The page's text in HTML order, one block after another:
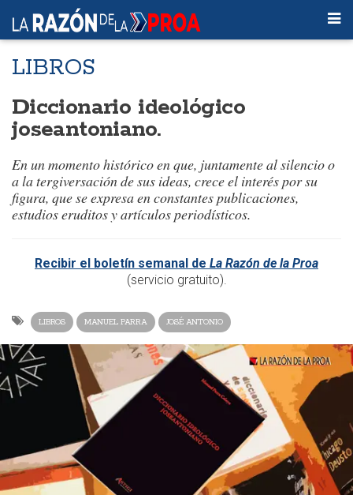
LIBROS
Diccionario ideológico
joseantoniano.
En un momento histórico en que, juntamente al silencio o
a la tergiversación de sus ideas, crece el interés por su
figura, que se expresa en constantes publicaciones,
estudios eruditos y artículos periodísticos.
Recibir el boletín semanal de La Razón de la Proa
(servicio gratuito).
LIBROS MANUEL PARRA JOSÉ ANTONIO